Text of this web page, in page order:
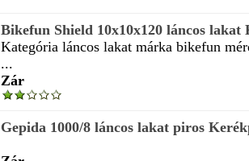
Bikefun Shield 10x10x120 láncos lakat
Kategória láncos lakat márka bikefun
...
Zár
Gepida 1000/8 láncos lakat piros